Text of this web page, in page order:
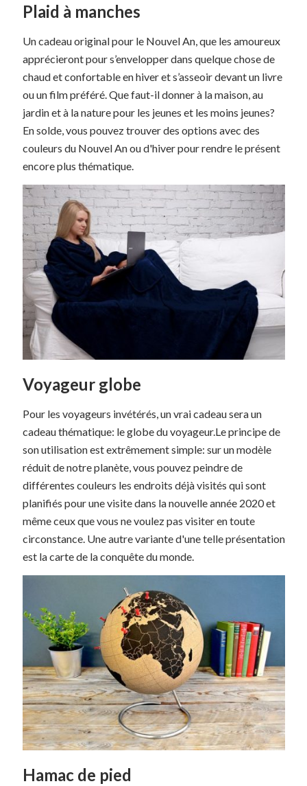
Plaid à manches
Un cadeau original pour le Nouvel An, que les amoureux
apprécieront pour s’envelopper dans quelque chose de
chaud et confortable en hiver et s’asseoir devant un livre
ou un film préféré. Que faut-il donner à la maison, au
jardin et à la nature pour les jeunes et les moins jeunes?
En solde, vous pouvez trouver des options avec des
couleurs du Nouvel An ou d'hiver pour rendre le présent
encore plus thématique.
Voyageur globe
Pour les voyageurs invétérés, un vrai cadeau sera un
cadeau thématique: le globe du voyageur.Le principe de
son utilisation est extrêmement simple: sur un modèle
réduit de notre planète, vous pouvez peindre de
différentes couleurs les endroits déjà visités qui sont
planifiés pour une visite dans la nouvelle année 2020 et
même ceux que vous ne voulez pas visiter en toute
circonstance. Une autre variante d'une telle présentation
est la carte de la conquête du monde.
Hamac de pied